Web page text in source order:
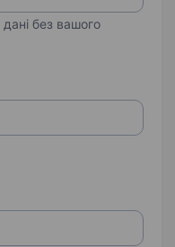
дані без вашого